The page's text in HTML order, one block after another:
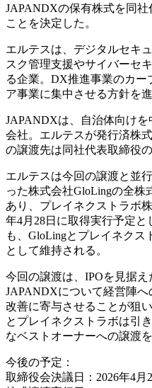
JAPANDXの保有株式を同
ことを決定した。
エルテスは、デジタルセキ
スク管理支援やサイバーセ
る企業。DX推進事業のカー
ア事業に集中させる方針を進
JAPANDXは、自治体向け
会社。エルテスが発行済株
の譲渡先は同社代表取締役の
エルテスは今回の譲渡と並
った株式会社GloLingの全株
あり、プレイネクストラボ
年4月28日に取得実行予定
も、GloLingとプレイネク
として維持される。
今回の譲渡は、IPOを見据
JAPANDXについて経営陣
改善に寄与させることが狙
とプレイネクストラボは引
なベストオーナーへの譲渡を
今後の予定：
取締役会決議日：2026年4月